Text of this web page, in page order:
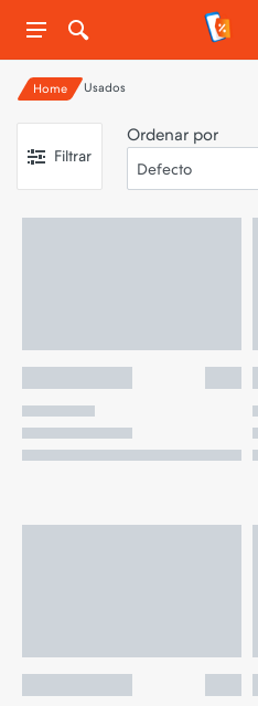
Home Usados
Filtrar
Ordenar por